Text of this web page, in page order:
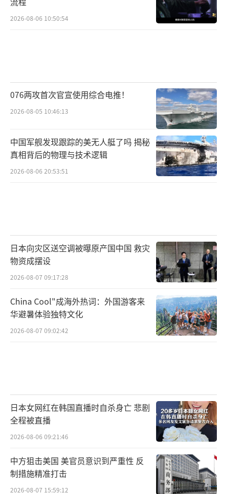
2026-08-06 10:50:54
076两攻首次官宣使用综合电推！
2026-08-05 10:46:13
中国军舰发现跟踪的美无人艇了吗 揭秘
真相背后的物理与技术逻辑
2026-08-06 20:53:51
日本向灾区送空调被曝原产国中国 救灾
物资成摆设
2026-08-07 09:17:28
China Cool"成海外热词：外国游客来
华避暑体验独特文化
2026-08-07 09:02:42
日本女网红在韩国直播时自杀身亡 悲剧
全程被直播
2026-08-06 09:21:46
中方狙击美国 美官员意识到严重性 反
制措施精准打击
2026-08-07 15:59:12